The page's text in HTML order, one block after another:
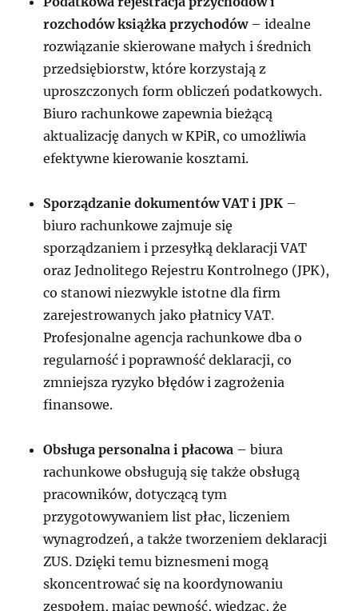
rozchodów książka przychodów– idealne
rozwiązanie skierowane małych i średnich
przedsiębiorstw, które korzystają z
uproszczonych form obliczeń podatkowych.
Biuro rachunkowe zapewnia bieżącą
aktualizację danych w KPiR, co umożliwia
efektywne kierowanie kosztami.
Sporządzanie dokumentów VAT i JPK –
biuro rachunkowe zajmuje się
sporządzaniem i przesyłką deklaracji VAT
oraz Jednolitego Rejestru Kontrolnego (JPK),
co stanowi niezwykle istotne dla firm
zarejestrowanych jako płatnicy VAT.
Profesjonalne agencja rachunkowe dba o
regularność i poprawność deklaracji, co
zmniejsza ryzyko błędów i zagrożenia
finansowe.
Obsługa personalna i płacowa – biura
rachunkowe obsługują się także obsługą
pracowników, dotyczącą tym
przygotowywaniem list płac, liczeniem
wynagrodzeń, a także tworzeniem deklaracji
ZUS. Dzięki temu biznesmeni mogą
skoncentrować się na koordynowaniu
zespołem, mając pewność, wiedząc, że